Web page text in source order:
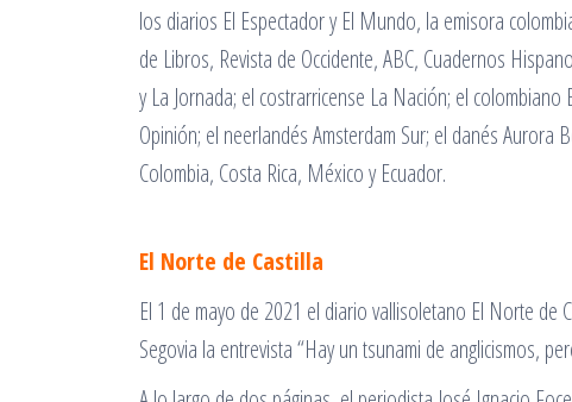
los diarios El Espectador y El Mundo, la emisora
de Libros, Revista de Occidente, ABC, Cuadernos
y La Jornada; el costrarricense La Nación; el
Opinión; el neerlandés Amsterdam Sur; el danés
Colombia, Costa Rica, México y Ecuador.
El Norte de Castilla
El 1 de mayo de 2021 el diario vallisoletano El Norte de
Segovia la entrevista “Hay un tsunami de anglicismos,